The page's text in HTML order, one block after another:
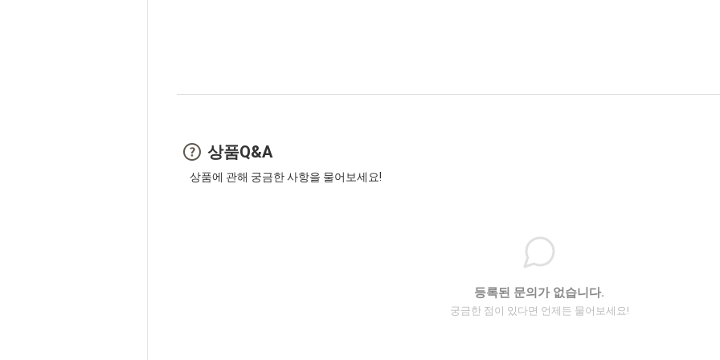
상품Q&A
상품에 관해 궁금한 사항을 물어보세요!
등록된 문의가 없습니다.
궁금한 점이 있다면 언제든 물어보세요!